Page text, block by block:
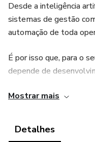
Desde a inteligência
sistemas de gestão
automação de toda
É por isso que, para o
depende de
baseada no mercado agro.
Mostrar mais
Detalhes